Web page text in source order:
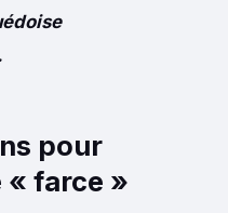
pour
farce »